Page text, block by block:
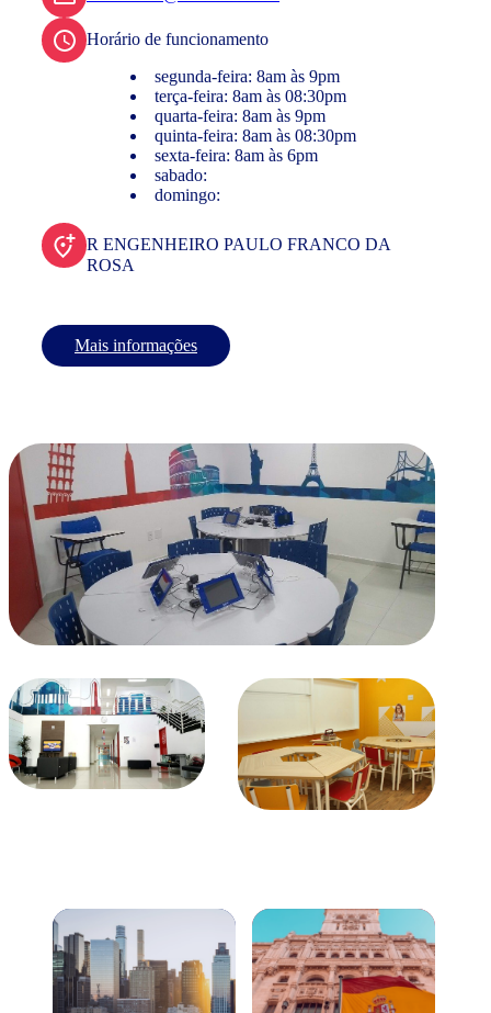
Horário de funcionamento
segunda-feira: 8am às 9pm
terça-feira: 8am às 08:30pm
quarta-feira: 8am às 9pm
quinta-feira: 8am às 08:30pm
sexta-feira: 8am às 6pm
sabado:
domingo:
R ENGENHEIRO PAULO FRANCO DA
ROSA
Mais informações